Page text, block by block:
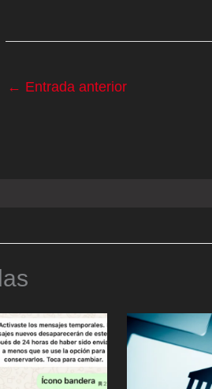
← Entrada anterior